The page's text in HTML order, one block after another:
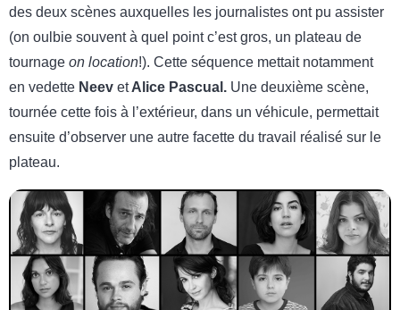
des deux scènes auxquelles les journalistes ont pu assister
(on oulbie souvent à quel point c’est gros, un plateau de
tournage on location!). Cette séquence mettait notamment
en vedette Neev etAlice Pascual. Une deuxième scène,
tournée cette fois à l’extérieur, dans un véhicule, permettait
ensuite d’observer une autre facette du travail réalisé sur le
plateau.